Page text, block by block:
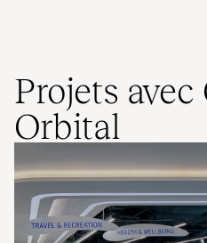
Projets
Orbital